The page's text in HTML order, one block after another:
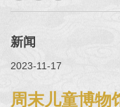
新闻
2023-11-17
周末儿童博物